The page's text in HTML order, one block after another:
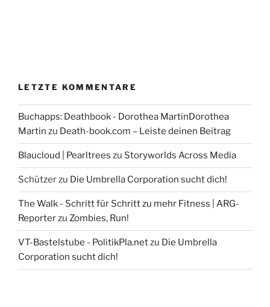
LETZTE KOMMENTARE
Buchapps: Deathbook - Dorothea MartinDorothea
Martin zu Death-book.com – Leiste deinen Beitrag
Blaucloud | Pearltrees zu Storyworlds Across Media
Schützerzu Die Umbrella Corporation sucht dich!
The Walk - Schritt für Schritt zu mehr Fitness | ARG-
Reporterzu Zombies, Run!
VT-Bastelstube - PolitikPla.netzu Die Umbrella
Corporation sucht dich!